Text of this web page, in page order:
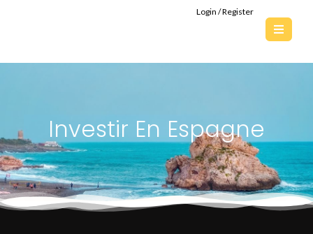
Login / Register
Investir En Espagne